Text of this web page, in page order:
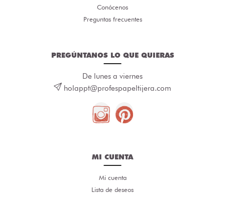
Conócenos
Preguntas frecuentes
PREGÚNTANOS LO QUE QUIERAS
De lunes a viernes
holappt@profespapeltijera.com
MI CUENTA
Mi cuenta
Lista de deseos